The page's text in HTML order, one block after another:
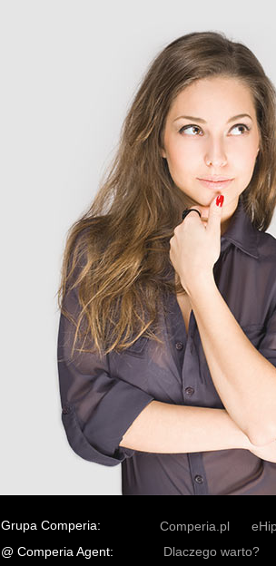
Grupa Comperia: Comperia.pl
@ Comperia Agent:
Dlaczego warto?